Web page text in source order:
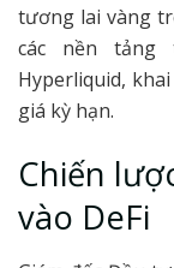
tương lai vàng
các nền tảng
Hyperliquid,
giá kỳ hạn.
Chiến
vào DeFi